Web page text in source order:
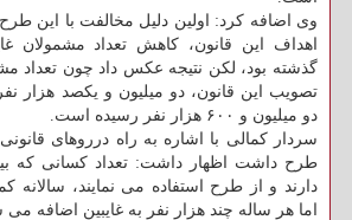
وی اضافه كرد: اولین دلیل مخالفت با این
اهداف این قانون، كاهش تعداد مشمولان
گذشته بود، لكن نتیجه عكس داد چون تعداد
تصویب این قانون، دو میلیون و یكصد هزار
دو میلیون و ۶۰۰ هزار نفر رسیده است.
سردار كمالی با اشاره به راه درروهای
دارند و از طرح استفاده می نمایند، سالانه